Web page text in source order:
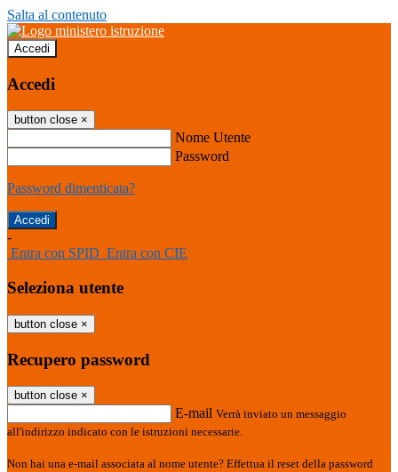
Salta al contenuto
Accedi
Accedi
button close ×
Nome Utente
Password
Password dimenticata?
-
Entra con SPID Entra con CIE
Seleziona utente
button close ×
Recupero password
button close ×
E-mail Verrà inviato un messaggio
all'indirizzo indicato con le istruzioni necessarie.
Non hai una e-mail associata al nome utente? Effettua il reset della password